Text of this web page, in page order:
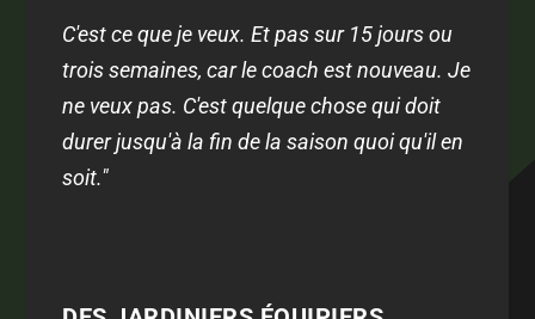
C'est ce que je veux. Et pas sur 15 jours ou
trois semaines, car le coach est nouveau. Je
ne veux pas. C'est quelque chose qui doit
durer jusqu'à la fin de la saison quoi qu'il en
soit."